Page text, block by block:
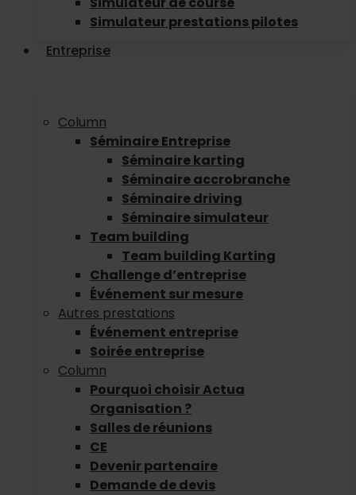
Simulateur prestations pilotes
Entreprise
Column
Séminaire Entreprise
Séminaire karting
Séminaire accrobranche
Séminaire driving
Séminaire simulateur
Team building
Team building Karting
Challenge d’entreprise
Événement sur mesure
Autres prestations
Événement entreprise
Soirée entreprise
Column
Pourquoi choisir Actua
Organisation ?
Salles de réunions
CE
Devenir partenaire
Demande de devis